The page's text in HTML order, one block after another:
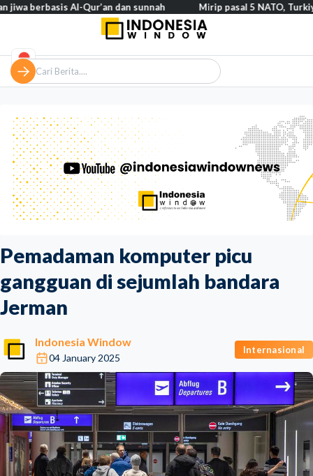
Pemadaman komputer picu
gangguan di sejumlah bandara
Jerman
Indonesia Window
04 January 2025
Internasional
Al-Qur’an dan sunnah Mirip pasal 5 NATO, Turkiye